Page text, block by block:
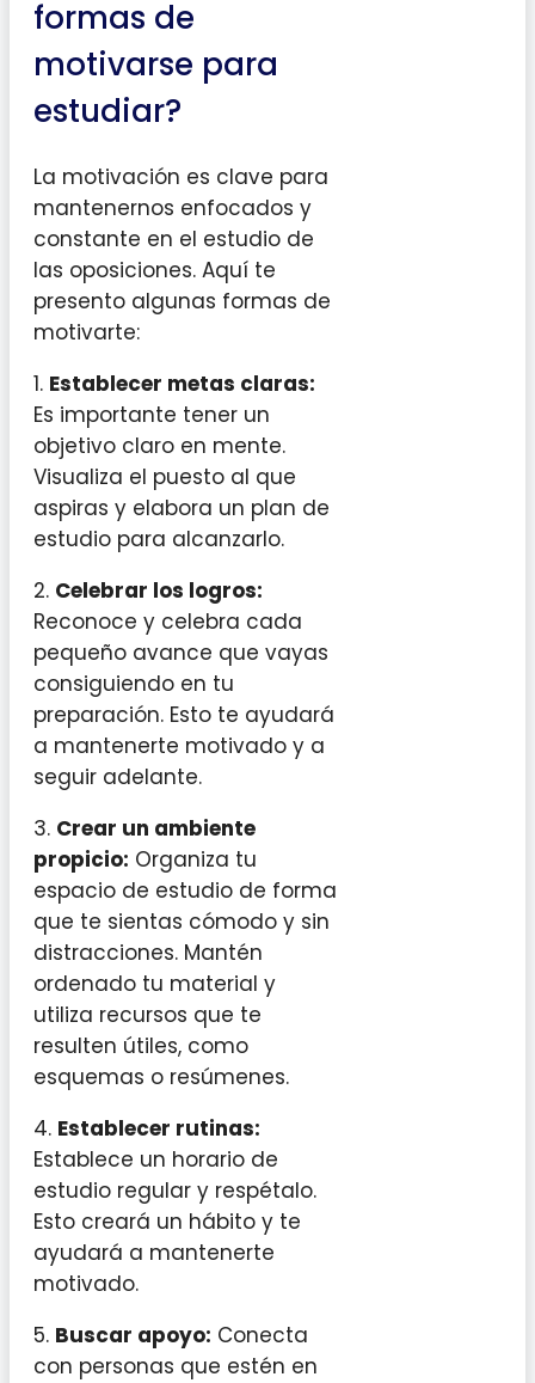
formas de
motivarse para
estudiar?
La motivación es clave para
mantenernos enfocados y
constante en el estudio de
las oposiciones. Aquí te
presento algunas formas de
motivarte:
1. Establecer metas claras:
Es importante tener un
objetivo claro en mente.
Visualiza el puesto al que
aspiras y elabora un plan de
estudio para alcanzarlo.
2. Celebrar los logros:
Reconoce y celebra cada
pequeño avance que vayas
consiguiendo en tu
preparación. Esto te ayudará
a mantenerte motivado y a
seguir adelante.
3. Crear un ambiente
propicio: Organiza tu
espacio de estudio de forma
que te sientas cómodo y sin
distracciones. Mantén
ordenado tu material y
utiliza recursos que te
resulten útiles, como
esquemas o resúmenes.
4. Establecer rutinas:
Establece un horario de
estudio regular y respétalo.
Esto creará un hábito y te
ayudará a mantenerte
motivado.
5. Buscar apoyo: Conecta
con personas que estén en